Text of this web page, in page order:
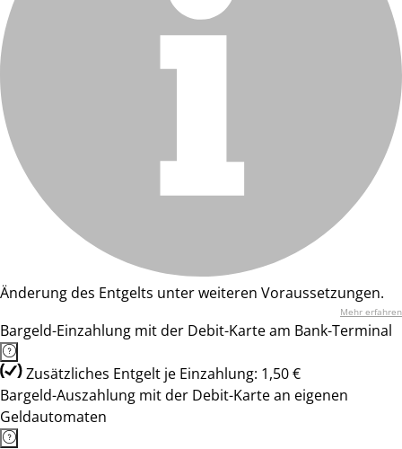
Änderung des Entgelts unter weiteren Voraussetzungen.
Mehr erfahren
Bargeld-Einzahlung mit der Debit-Karte am Bank-Terminal
Zusätzliches Entgelt je Einzahlung: 1,50 €
Bargeld-Auszahlung mit der Debit-Karte an eigenen
Geldautomaten